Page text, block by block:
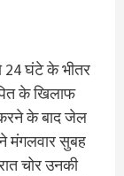
24 घंटे के भीतर
के खिलाफ
के बाद जेल
मंगलवार सुबह
चोर उनकी